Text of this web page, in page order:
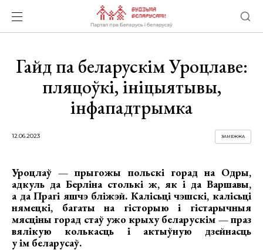
Гайд па беларускім Уроцлаве:
пляцоўкі, ініцыятывы,
інфападтрымка
12.06.2023 ЗАМЕЖЖА
Уроцлаў — прыгожы польскі горад на Одры,
адкуль да Берліна столькі ж, як і да Варшавы,
а да Прагі яшчэ бліжэй. Калісьці чэшскі, калісьці
нямецкі, багаты на гісторыю і гістарычныя
мясціны горад стаў ужо крыху беларускім — праз
вялікую колькасць і актыўную дзейнасць
у ім беларусаў.